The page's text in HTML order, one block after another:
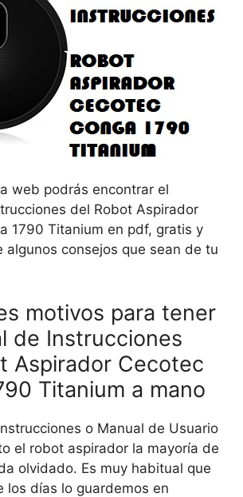
web podrás encontrar el
del Robot Aspirador
1790 Titanium en pdf, gratis y
algunos consejos que sean de tu
motivos para tener
de Instrucciones
Aspirador Cecotec
Titanium a mano
o Manual de Usuario
el robot aspirador la mayoría de
olvidado. Es muy habitual que
los días lo guardemos en